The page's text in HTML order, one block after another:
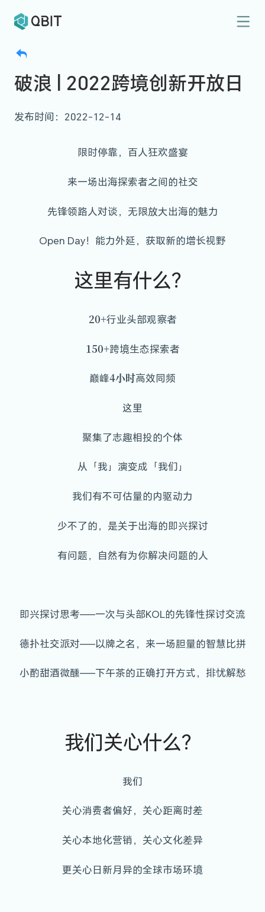
破浪 | 2022跨境创新开放日
发布时间：2022-12-14
限时停靠，百人狂欢盛宴
来一场出海探索者之间的社交
先锋领路人对谈，无限放大出海的魅力
Open Day！能力外延，获取新的增长视野
这里有什么？
20+行业头部观察者
150+跨境生态探索者
巅峰4小时高效同频
这里
聚集了志趣相投的个体
从「我」演变成「我们」
我们有不可估量的内驱动力
少不了的，是关于出海的即兴探讨
有问题，自然有为你解决问题的人
即兴探讨思考——一次与头部KOL的先锋性探讨交流
德扑社交派对——以牌之名，来一场胆量的智慧比拼
小酌甜酒微醺——下午茶的正确打开方式，排忧解愁
我们关心什么？
我们
关心消费者偏好，关心距离时差
关心本地化营销，关心文化差异
更关心日新月异的全球市场环境